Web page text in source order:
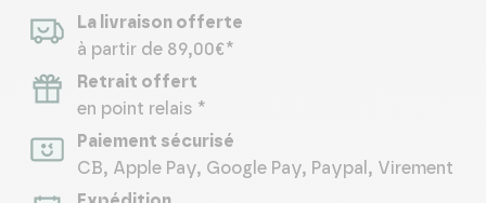
La livraison offerte
à partir de 89,00€*
Retrait offert
en point relais *
Paiement sécurisé
CB, Apple Pay, Google Pay, Paypal, Virement